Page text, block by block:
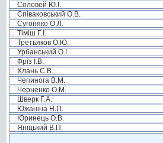
Соловей Ю.І.
Співаковський О.В.
Сугоняко О.Л.
Тіміш Г.І.
Третьяков О.Ю.
Урбанський О.І.
Фріз І.В.
Хлань С.В.
Чепинога В.М.
Черненко О.М.
Шверк Г.А.
Южаніна Н.П.
Юринець О.В.
Яніцький В.П.